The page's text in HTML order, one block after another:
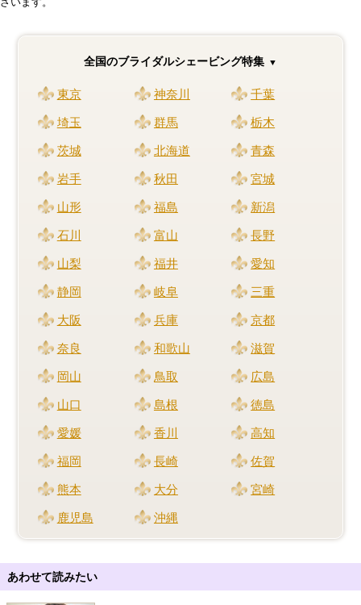
全国のブライダルシェービング特集
東京 神奈川 千葉
埼玉 群馬 栃木
茨城 北海道 青森
岩手 秋田 宮城
山形 福島 新潟
石川 富山 長野
山梨 福井 愛知
静岡 岐阜 三重
大阪 兵庫 京都
奈良 和歌山 滋賀
岡山 鳥取 広島
山口 島根 徳島
愛媛 香川 高知
福岡 長崎 佐賀
熊本 大分 宮崎
鹿児島 沖縄
あわせて読みたい